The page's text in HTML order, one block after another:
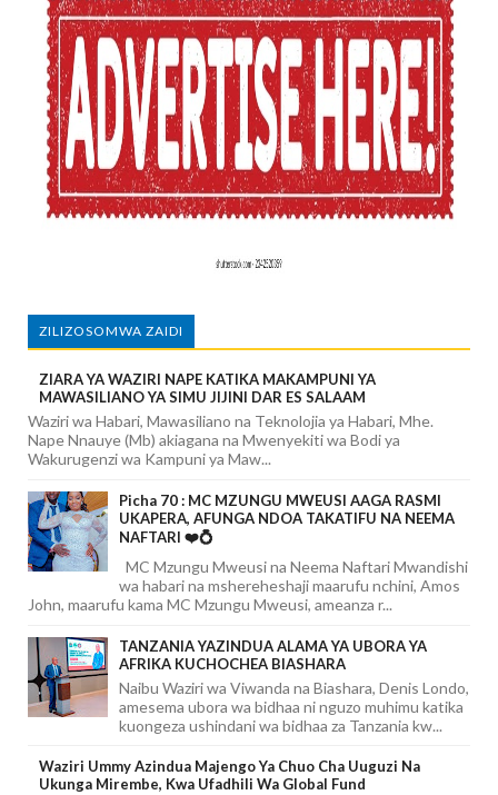
ZILIZOSOMWA ZAIDI
ZIARA YA WAZIRI NAPE KATIKA MAKAMPUNI YA
MAWASILIANO YA SIMU JIJINI DAR ES SALAAM
Waziri wa Habari, Mawasiliano na Teknolojia ya Habari, Mhe.
Nape Nnauye (Mb) akiagana na Mwenyekiti wa Bodi ya
Wakurugenzi wa Kampuni ya Maw...
Picha 70 : MC MZUNGU MWEUSI AAGA RASMI
UKAPERA, AFUNGA NDOA TAKATIFU NA NEEMA
NAFTARI ❤️💍
MC Mzungu Mweusi na Neema Naftari Mwandishi
wa habari na mshereheshaji maarufu nchini, Amos
John, maarufu kama MC Mzungu Mweusi, ameanza r...
TANZANIA YAZINDUA ALAMA YA UBORA YA
AFRIKA KUCHOCHEA BIASHARA
Naibu Waziri wa Viwanda na Biashara, Denis Londo,
amesema ubora wa bidhaa ni nguzo muhimu katika
kuongeza ushindani wa bidhaa za Tanzania kw...
Waziri Ummy Azindua Majengo Ya Chuo Cha Uuguzi Na
Ukunga Mirembe, Kwa Ufadhili Wa Global Fund